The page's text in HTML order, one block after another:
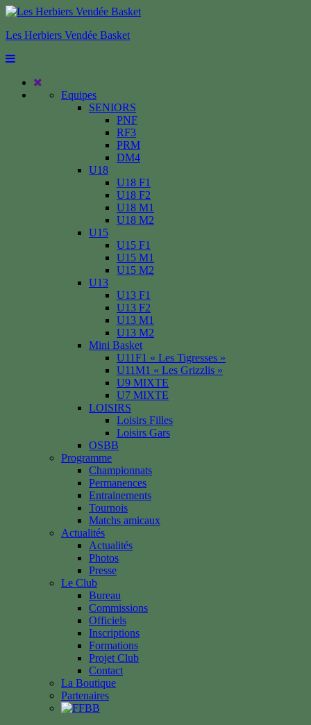
Les Herbiers Vendée Basket
Equipes
SENIORS
PNF
RF3
PRM
DM4
U18
U18 F1
U18 F2
U18 M1
U18 M2
U15
U15 F1
U15 M1
U15 M2
U13
U13 F1
U13 F2
U13 M1
U13 M2
Mini Basket
U11F1 « Les Tigresses »
U11M1 « Les Grizzlis »
U9 MIXTE
U7 MIXTE
LOISIRS
Loisirs Filles
Loisirs Gars
OSBB
Programme
Championnats
Permanences
Entrainements
Tournois
Matchs amicaux
Actualités
Actualités
Photos
Presse
Le Club
Bureau
Commissions
Officiels
Inscriptions
Formations
Projet Club
Contact
La Boutique
Partenaires